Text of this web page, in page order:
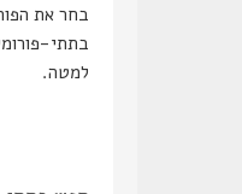
בחר את
למטה.